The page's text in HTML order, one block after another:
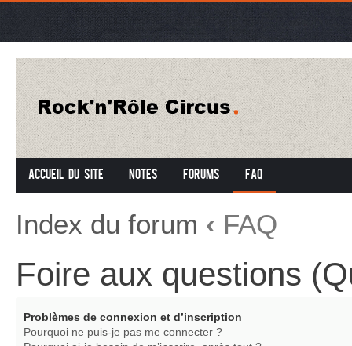
Accueil du site Notes Forums FAQ
Index du forum ‹ FAQ
Foire aux questions
Problèmes de connexion et d’inscription
Pourquoi ne puis-je pas me connecter ?